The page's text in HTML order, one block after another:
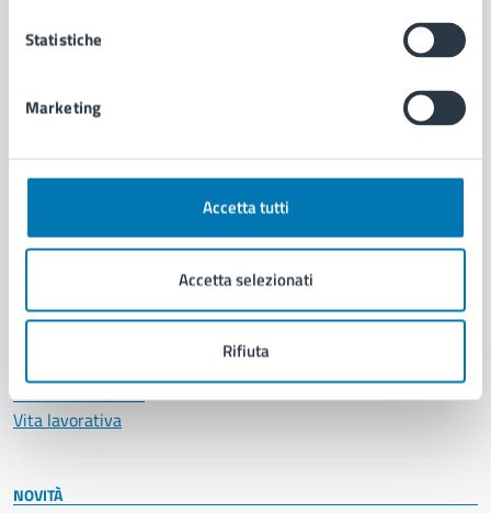
Statistiche
Marketing
Accetta tutti
Accetta selezionati
Rifiuta
Intranet, posta aziendale e protocollo
CATEGORIE DI SERVIZIO
Anagrafe e stato civile
Cultura e tempo libero
Educazione e formazione
Giustizia e sicurezza pubblica
Servizi Cimiteriali
Vita lavorativa
NOVITÀ